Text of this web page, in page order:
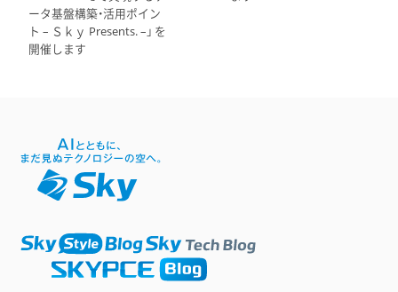
ータ基盤構築・活用ポイン
ト – Ｓｋｙ Presents. –」 を
開催します